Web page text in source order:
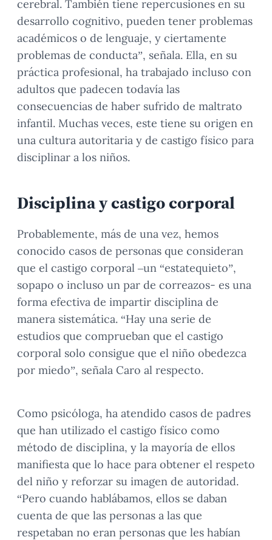
cerebral. También tiene repercusiones en su
desarrollo cognitivo, pueden tener problemas
académicos o de lenguaje, y ciertamente
problemas de conducta”, señala. Ella, en su
práctica profesional, ha trabajado incluso con
adultos que padecen todavía las
consecuencias de haber sufrido de maltrato
infantil. Muchas veces, este tiene su origen en
una cultura autoritaria y de castigo físico para
disciplinar a los niños.
Disciplina y castigo corporal
Probablemente, más de una vez, hemos
conocido casos de personas que consideran
que el castigo corporal –un “estatequieto”,
sopapo o incluso un par de correazos- es una
forma efectiva de impartir disciplina de
manera sistemática. “Hay una serie de
estudios que comprueban que el castigo
corporal solo consigue que el niño obedezca
por miedo”, señala Caro al respecto.
Como psicóloga, ha atendido casos de padres
que han utilizado el castigo físico como
método de disciplina, y la mayoría de ellos
manifiesta que lo hace para obtener el respeto
del niño y reforzar su imagen de autoridad.
“Pero cuando hablábamos, ellos se daban
cuenta de que las personas a las que
respetaban no eran personas que les habían